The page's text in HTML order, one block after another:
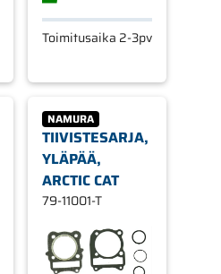
Toimitusaika 2-3pv
NAMURA
TIIVISTESARJA,
YLÄPÄÄ,
ARCTIC CAT
79-11001-T